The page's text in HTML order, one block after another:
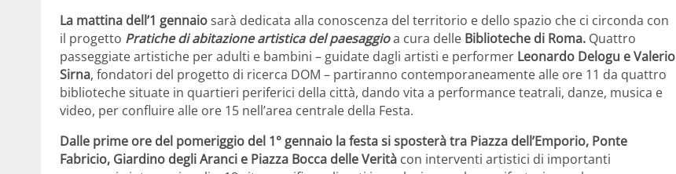
La mattina dell’1 gennaiosarà dedicata alla conoscenza del territorio e dello spazio che ci circonda con
il progetto Pratiche di abitazione artistica del paesaggioa cura delle Biblioteche di Roma. Quattro
passeggiate artistiche per adulti e bambini – guidate dagli artisti e performer Leonardo Delogu e Valerio
Sirna, fondatori del progetto di ricerca DOM – partiranno contemporaneamente alle ore 11 da quattro
biblioteche situate in quartieri periferici della città, dando vita a performance teatrali, danze, musica e
video, per confluire alle ore 15 nell’area centrale della Festa.
Dalle prime ore del pomeriggio del 1° gennaio la festa si sposterà tra Piazza dell’Emporio, Ponte
Fabricio, Giardino degli Aranci e Piazza Bocca delle Verità con interventi artistici di importanti